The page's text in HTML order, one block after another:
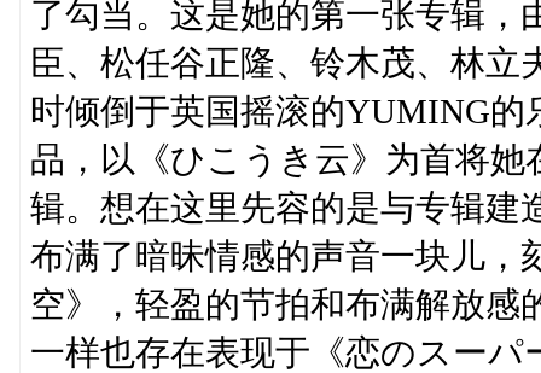
了勾当。这是她的第一张专辑
臣、松任谷正隆、铃木茂、林
时倾倒于英国摇滚的YUMING
品，以《ひこうき云》为首将
辑。想在这里先容的是与专辑建
布满了暗昧情感的声音一块儿，
空》，轻盈的节拍和布满解放感
一样也存在表现于《恋のスー